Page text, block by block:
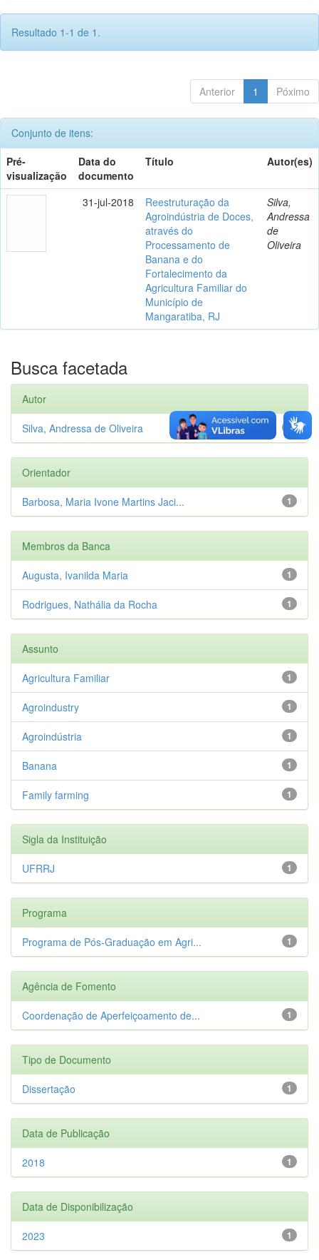
Resultado 1-1 de 1.
Anterior 1 Póximo
Conjunto de itens:
Pré-
visualização
Data do
documento
Título Autor(es)
31-jul-2018
Reestruturação da
Agroindústria de Doces,
através do
Processamento de
Banana e do
Fortalecimento da
Agricultura Familiar do
Município de
Mangaratiba, RJ
Silva,
Andressa
de
Oliveira
Busca facetada
Autor
1
Silva, Andressa de Oliveira
Orientador
1
Barbosa, Maria Ivone Martins Jaci...
Membros da Banca
1
Augusta, Ivanilda Maria
1
Rodrigues, Nathália da Rocha
Assunto
1
Agricultura Familiar
1
Agroindustry
1
Agroindústria
1
Banana
1
Family farming
Sigla da Instituição
1
UFRRJ
Programa
1
Programa de Pós-Graduação em Agri...
Agência de Fomento
1
Coordenação de Aperfeiçoamento de...
Tipo de Documento
1
Dissertação
Data de Publicação
1
2018
Data de Disponibilização
1
2023